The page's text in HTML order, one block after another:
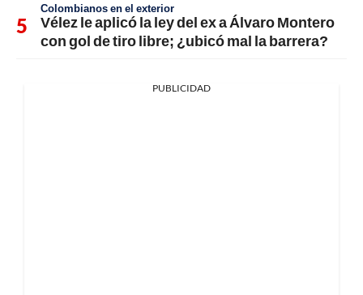
Colombianos en el exterior
Vélez le aplicó la ley del ex a Álvaro Montero
con gol de tiro libre; ¿ubicó mal la barrera?
PUBLICIDAD